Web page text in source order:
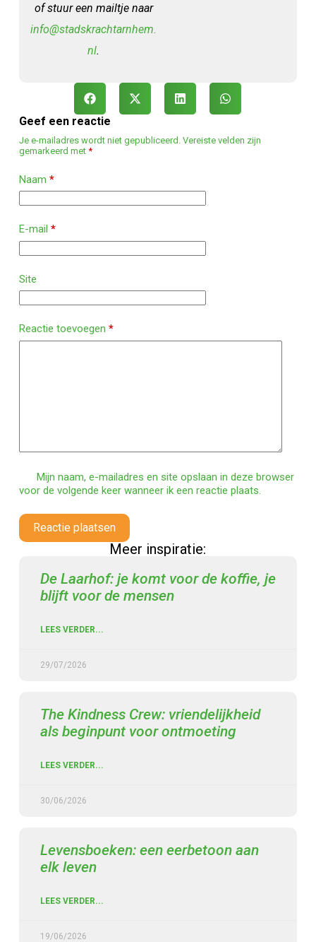
of stuur een mailtje naar
info@stadskrachtarnhem.
nl.
Geef een reactie
Je e-mailadres wordt niet gepubliceerd. Vereiste velden zijn
gemarkeerd met *
Naam *
E-mail *
Site
Reactie toevoegen *
Mijn naam, e-mailadres en site opslaan in deze browser
voor de volgende keer wanneer ik een reactie plaats.
Reactie plaatsen
Meer inspiratie:
De Laarhof: je komt voor de koffie, je
blijft voor de mensen
LEES VERDER...
29/07/2026
The Kindness Crew: vriendelijkheid
als beginpunt voor ontmoeting
LEES VERDER...
30/06/2026
Levensboeken: een eerbetoon aan
elk leven
LEES VERDER...
19/06/2026